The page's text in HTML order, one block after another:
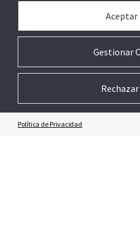
Contacte con
SEA NUESTRO SOCIO
ÚNETE A NOSOTROS
Gestionar
Aceptar
Política de Privacidad